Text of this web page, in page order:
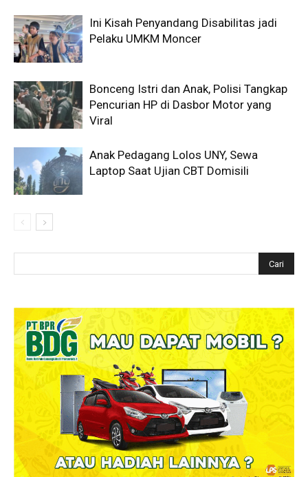
Ini Kisah Penyandang Disabilitas jadi
Pelaku UMKM Moncer
Bonceng Istri dan Anak, Polisi Tangkap
Pencurian HP di Dasbor Motor yang
Viral
Anak Pedagang Lolos UNY, Sewa
Laptop Saat Ujian CBT Domisili